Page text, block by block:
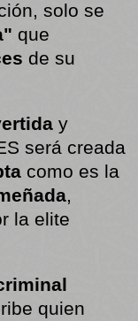
solo se
que
de su
y
será creada
como es la
,
la elite
quien